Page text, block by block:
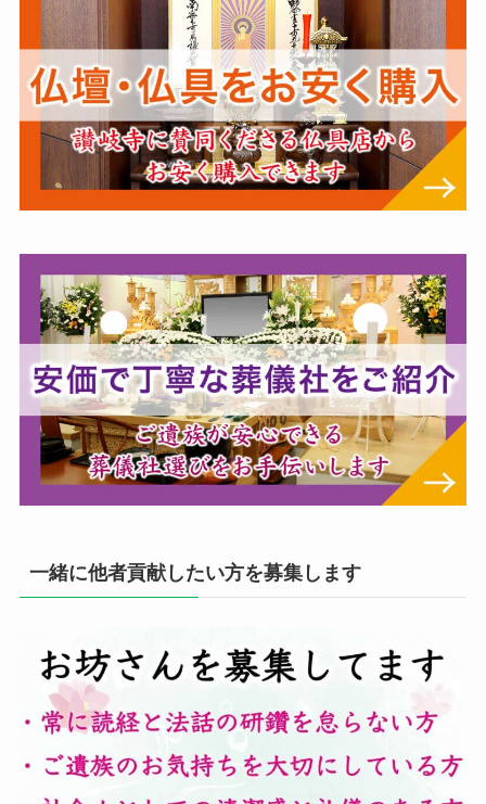
一緒に他者貢献したい方を募集します